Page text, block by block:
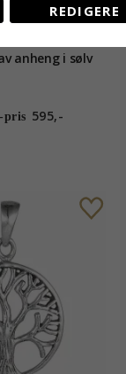
anheng i sølv
pris 595,-
REDIGERE